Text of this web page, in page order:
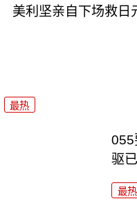
美利坚亲自下场救日
最热
055
驱
最热